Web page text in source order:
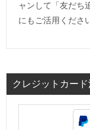
ャンして「友だち
にもご活用くださ
クレジットカード